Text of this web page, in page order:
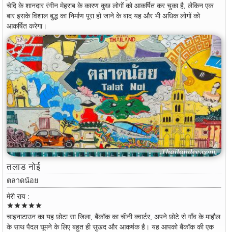
चेदि के शानदार रंगीन मेहराब के कारण कुछ लोगों को आकर्षित कर चुका है, लेकिन एक
बार इसके विशाल बुद्ध का निर्माण पूरा हो जाने के बाद यह और भी अधिक लोगों को
आकर्षित करेगा।
तलाड नोई
ตลาดน้อย
मेरी राय :
starstarstarstarstar
चाइनाटाउन का यह छोटा सा जिला, बैंकॉक का चीनी क्वार्टर, अपने छोटे से गाँव के माहौल
के साथ पैदल घूमने के लिए बहुत ही सुखद और आकर्षक है। यह आपको बैंकॉक की एक